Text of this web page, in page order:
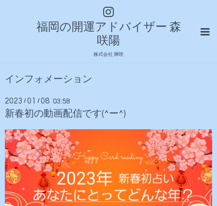
福岡の開運アドバイザー 森
咲陽
株式会社 輝咲
インフォメーション
2023 /01 /08 03:58
新春初の動画配信です(^ー^)